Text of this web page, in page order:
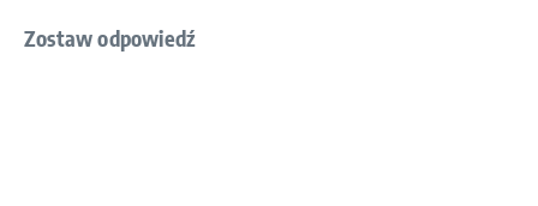
Zostaw odpowiedź